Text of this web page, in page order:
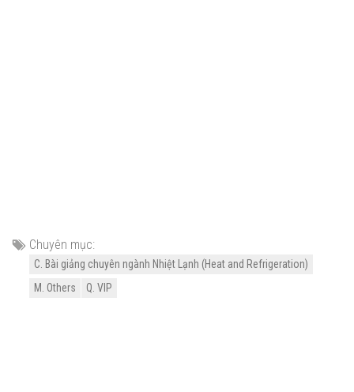
Chuyên mục:
C. Bài giảng chuyên ngành Nhiệt Lạnh (Heat and Refrigeration)
M. Others
Q. VIP